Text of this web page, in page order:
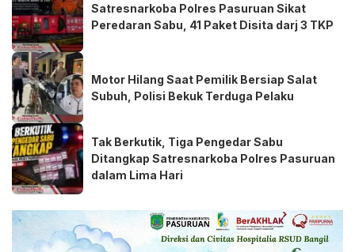
Satresnarkoba Polres Pasuruan Sikat
Peredaran Sabu, 41 Paket Disita darj 3 TKP
Motor Hilang Saat Pemilik Bersiap Salat
Subuh, Polisi Bekuk Terduga Pelaku
Tak Berkutik, Tiga Pengedar Sabu
Ditangkap Satresnarkoba Polres Pasuruan
dalam Lima Hari